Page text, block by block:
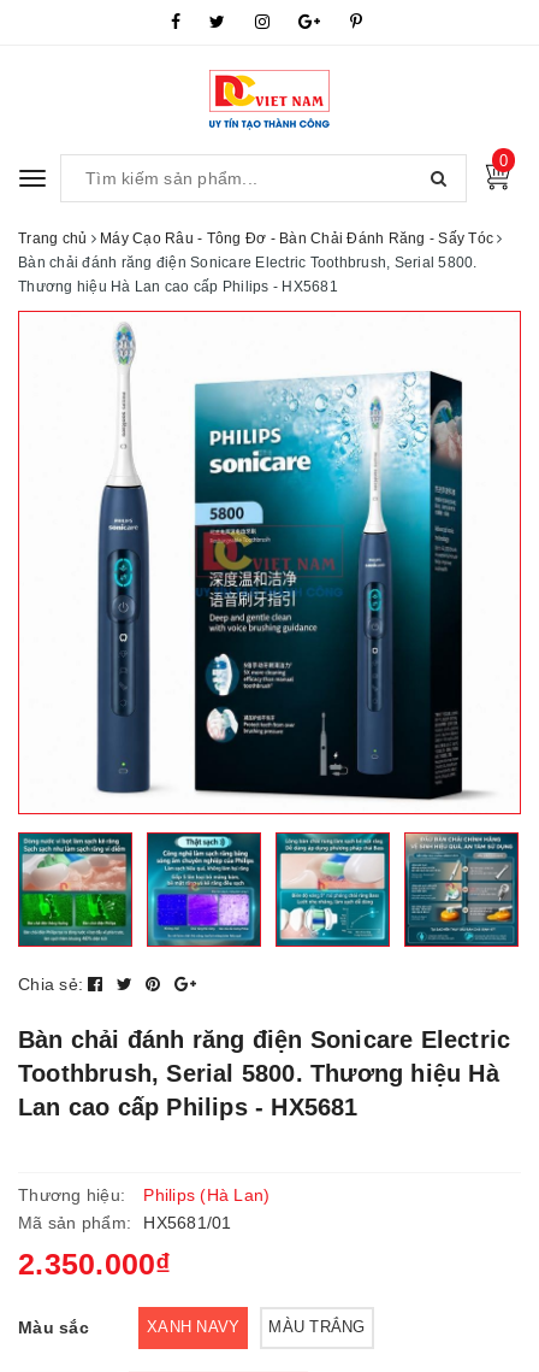
Toggle
0
Trang chủ
Máy Cạo Râu - Tông Đơ - Bàn Chải Đánh Răng - Sấy Tóc
Bàn chải đánh răng điện Sonicare Electric Toothbrush, Serial 5800.
Thương hiệu Hà Lan cao cấp Philips - HX5681
Chia sẻ:
Bàn chải đánh răng điện Sonicare Electric
Toothbrush, Serial 5800. Thương hiệu Hà
Lan cao cấp Philips - HX5681
Thương hiệu:
Philips (Hà Lan)
Mã sản phẩm:
HX5681/01
2.350.000₫
Màu sắc XANH NAVY MÀU TRẮNG